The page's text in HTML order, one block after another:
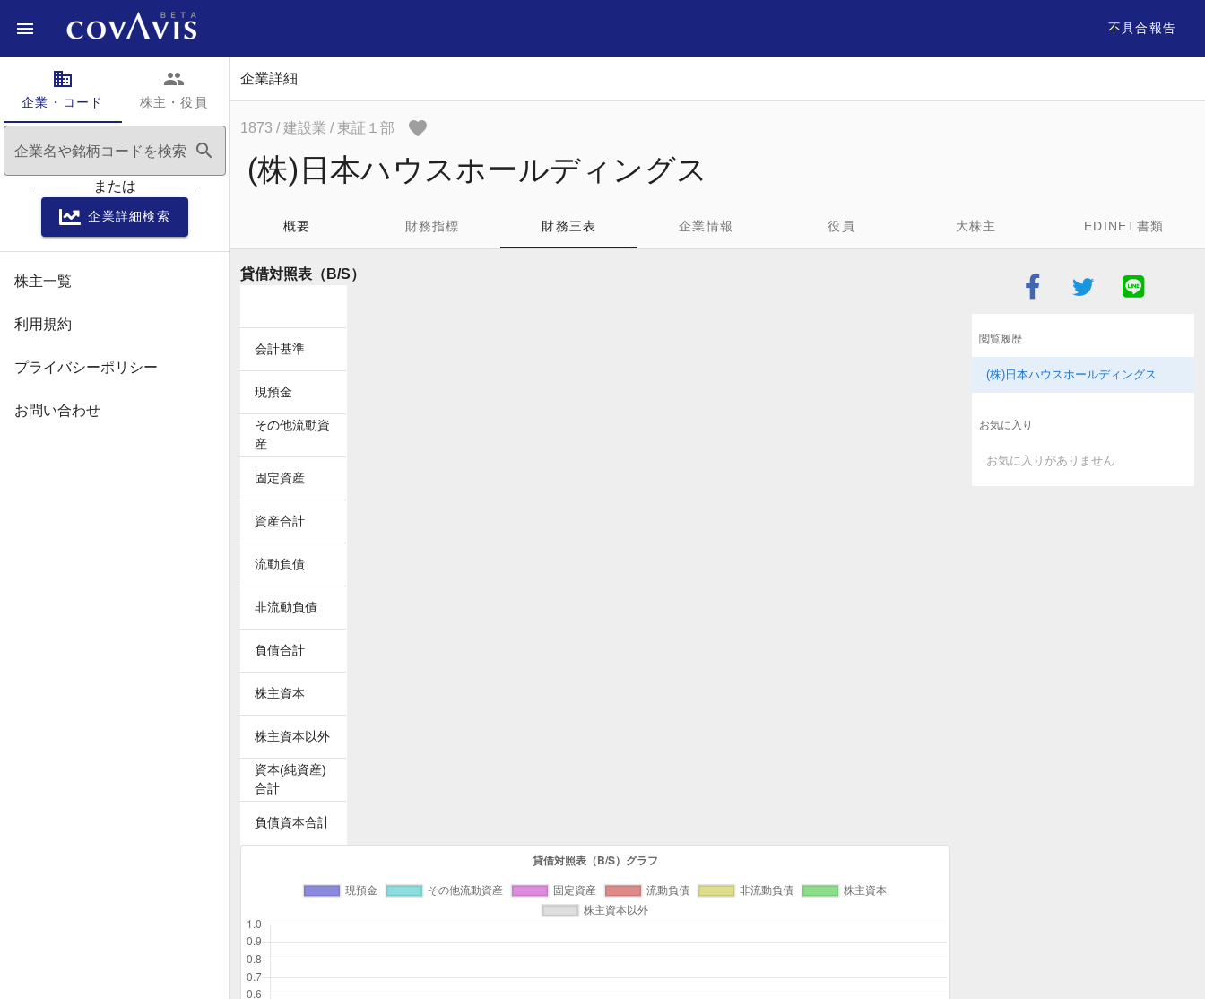
企業・コード
domain
株主・役員
people
企業名や銘柄コードを検索 search
または
企業詳細検索
株主一覧
利用規約
プライバシーポリシー
お問い合わせ
不具合報告
企業詳細
1873 / 建設業 / 東証１部
(株)日本ハウスホールディングス
概要 財務指標 財務三表 企業情報 役員 大株主 EDINET書類
貸借対照表（B/S）
会計基準
現預金
その他流動資
産
固定資産
資産合計
流動負債
非流動負債
負債合計
株主資本
株主資本以外
資本(純資産)
合計
負債資本合計
閲覧履歴
(株)日本ハウスホールディングス
お気に入り
お気に入りがありません